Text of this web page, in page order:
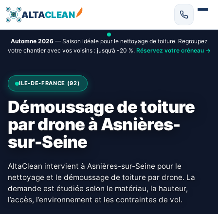
ALTACLEAN
Automne 2026— Saison idéale pour le nettoyage de toiture. Regroupez
votre chantier avec vos voisins : jusqu’à -20 %. Réservez votre créneau →
ILE-DE-FRANCE (92)
Démoussage de toiture
par drone à Asnières-
sur-Seine
AltaClean intervient à Asnières-sur-Seine pour le
nettoyage et le démoussage de toiture par drone. La
demande est étudiée selon le matériau, la hauteur,
l’accès, l’environnement et les contraintes de vol.